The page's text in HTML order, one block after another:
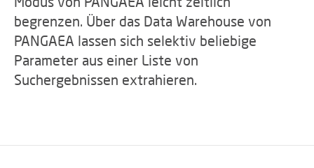
begrenzen. Über das Data Warehouse von
PANGAEA lassen sich selektiv beliebige
Parameter aus einer Liste von
Suchergebnissen extrahieren.